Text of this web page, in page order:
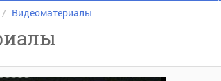
Видеоматериалы